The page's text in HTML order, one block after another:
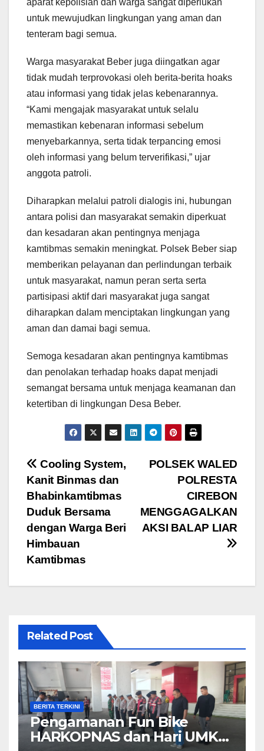
aparat kepolisian dan warga sangat diperlukan
untuk mewujudkan lingkungan yang aman dan
tenteram bagi semua.
Warga masyarakat Beber juga diingatkan agar
tidak mudah terprovokasi oleh berita-berita hoaks
atau informasi yang tidak jelas kebenarannya.
“Kami mengajak masyarakat untuk selalu
memastikan kebenaran informasi sebelum
menyebarkannya, serta tidak terpancing emosi
oleh informasi yang belum terverifikasi,” ujar
anggota patroli.
Diharapkan melalui patroli dialogis ini, hubungan
antara polisi dan masyarakat semakin diperkuat
dan kesadaran akan pentingnya menjaga
kamtibmas semakin meningkat. Polsek Beber siap
memberikan pelayanan dan perlindungan terbaik
untuk masyarakat, namun peran serta serta
partisipasi aktif dari masyarakat juga sangat
diharapkan dalam menciptakan lingkungan yang
aman dan damai bagi semua.
Semoga kesadaran akan pentingnya kamtibmas
dan penolakan terhadap hoaks dapat menjadi
semangat bersama untuk menjaga keamanan dan
ketertiban di lingkungan Desa Beber.
Navigasi
pos
POLSEK WALED
POLRESTA
CIREBON
MENGGAGALKAN
AKSI BALAP LIAR
Cooling System,
Kanit Binmas dan
Bhabinkamtibmas
Duduk Bersama
dengan Warga Beri
Himbauan
Kamtibmas
Related Post
BERITA TERKINI
Pengamanan Fun Bike
HARKOPNAS dan Hari UMKM